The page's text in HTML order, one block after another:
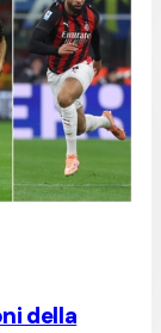
della